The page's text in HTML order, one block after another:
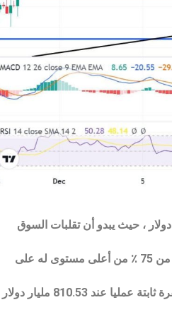
خلال الجلسة الآسيوية في 23 كانون الأول (ديسمبر) ، ظل تنبؤ أسعار البيتكوين محايدًا دون 17000 دولار ، حيث يبدو أن تقلبات السوق
صرح بنيامين كوين ، خبير العملات المشفرة المعروف ، مؤخرًا أن الدببة تتعب لأن سعر البيتكوين (BTC) قد انخفض بأكثر من 75 ٪ من أعلى مستوى له على
في 23 ديسمبر ، تم تداول العملات المشفرة الرئيسية بشكل مختلط بعد أن ظلت القيمة السوقية العالمية للعملات المشفرة ثابتة عمليا عند 810.53 مليار دولار